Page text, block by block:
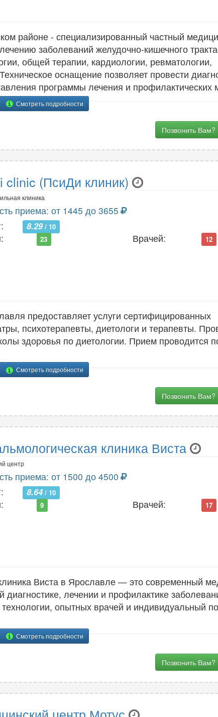
районе - специализированный частный
заболеваний желудочно-кишечного
общей терапии, кардиологии, ревматологии,
оснащение позволяет провести
программы лечения и профилактических
Смотреть подробности
Позвонить Вам?
clinic (ПсиДи клиник)
клиника
приема: от 1445 до 3655
8.29/ 10
23 Врачей: 12
предоставляет услуги сертифицированных
психотерапевты, диетологи и терапевты.
здоровья по диетологии. Прием проводится
Смотреть подробности
Позвонить Вам?
клиника Виста
центр
приема: от 1500 до 4500
8.64 / 10
9 Врачей: 17
Виста в Ярославле — это современный
лечении и профилактике
опытных врачей и индивидуальный
Смотреть подробности
Позвонить Вам?